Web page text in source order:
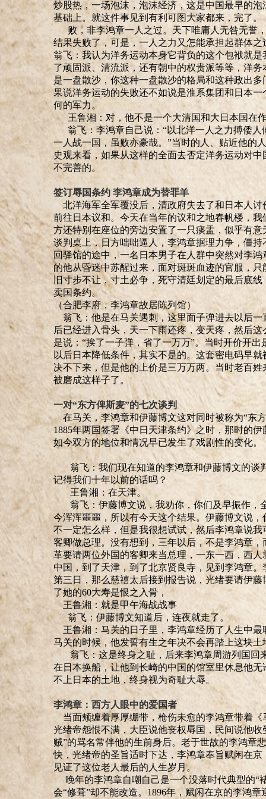
炒股热 ， 一场泡沫，泡沫经济 ， 这是中国最早的泡
基础上 。 就这件事见到有利可图大家都来，完了。
败，非李鸿章一人之过。天下唯庸人无咎无誉
结果失败了，可是，一人之力又怎能承担起群体之
翁飞：我认为洋务运动本身它背负的这个包袱就
了顽固派、清流派，还有朝中的权贵派等等，洋
是一盘散沙，你这种一盘散沙的格局和这种政出
果说洋务运动的失败还不如说是淮系集团和日本
何的军力。
王鲁湘：对，他不是一个大清国和大日本国在
翁飞：李鸿章自己说 ：“以北洋一人之力搏倭人
一人战一国，虽败亦豪哉。 ”当时的人 、 贴近他的
史观来看，如果从这样的全面去否定洋务运动对
不完善的。
签订辱国条约 李鸿章成为替罪羊
北洋海军全军覆没后，清政府失去了和日本人
前往日本议和。今天在当年的议和之地春帆楼，
方还特别在座位的旁边安置了一只痰盂，似乎有
谈判桌上，日方咄咄逼人，李鸿章据理力争，僵
回驿馆的途中，一名日本男子在人群中突然对李
的他从昏迷中苏醒过来，面对斑斑血迹的官服，只
旧寸步不让，寸土必争，死守清廷划定的最后底
卖国条约。
（合肥李府，李鸿章故居陈列馆）
翁飞： 他是在马关遇刺，这里面子弹进去以后
后已经进入骨头，天一下雨还疼，变天疼，然后
是说 ：“挨了一子弹 ， 省了一万万”。 当时开价开出
以后日本降低条件，其实不是的。 这套密电码早就
决不下来，但是他的上价是三万万两。当时老百姓
被磨成这样子了。
一对“东方俾斯麦”的七次谈判
在马关，李鸿章和伊藤博文这对同时被称为“东
1885年两国签署《中日天津条约》之时，那时的
如今双方的地位和情况早已发生了戏剧性的变化。
翁飞：我们现在知道的李鸿章和伊藤博文的谈
记得我们十年以前的话吗？
王鲁湘：在天津。
翁飞：伊藤博文说，我劝你，你们及早振作，
今浑浑噩噩，所以有今天这个结果。 伊藤博文说，
不一定怎么样，但是我很想试试，然后李鸿章说
客卿做总理。 没有想到，三年以后，不是李鸿章
革要请两位外国的客卿来当总理，一东一西，西
中国，到了天津，到了北京贤良寺 ， 见到李鸿章。
第三日，那么慈禧太后接到报告说，光绪要请伊
了她的60大寿是恨之入骨，
王鲁湘 ：就是甲午海战战事
翁飞：伊藤博文知道后， 连夜就走了。
王鲁湘： 马关的日子里，李鸿章经历了人生中
马关的时候，他发誓有生之年决不会再踏上这块土
翁飞：这是终身之耻，后来李鸿章周游列国回
在日本换船，让他到长崎的中国的馆室里休息他
不上日本的土地，终身视为奇耻大辱。
李鸿章：西方人眼中的爱国者
当面颊缠着厚厚绷带，枪伤未愈的李鸿章带着
光绪帝怨恨不满，大臣说他丧权辱国，民间说他
贼”的骂名常伴他的生前身后。 老于世故的李鸿章
快，光绪帝的圣旨适时下达，李鸿章奉旨赋闲在
见证了这位老人最后的人生岁月。
晚年的李鸿章自嘲自己是一个没落时代典型的“
会“修葺”却不能改造。1896年，赋闲在京的李鸿